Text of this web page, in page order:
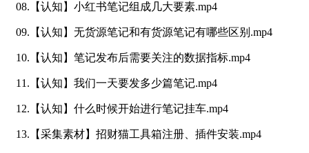
08.【认知】小红书笔记组成几大要素.mp4
09.【认知】无货源笔记和有货源笔记有哪些区别.mp4
10.【认知】笔记发布后需要关注的数据指标.mp4
11.【认知】我们一天要发多少篇笔记.mp4
12.【认知】什么时候开始进行笔记挂车.mp4
13.【采集素材】招财猫工具箱注册、插件安装.mp4